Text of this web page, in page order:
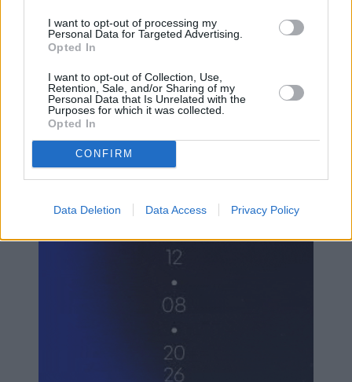
I want to opt-out of processing my
Personal Data for Targeted Advertising.
Opted In
I want to opt-out of Collection, Use,
Retention, Sale, and/or Sharing of my
Personal Data that Is Unrelated with the
Purposes for which it was collected.
Opted In
CONFIRM
Data Deletion Data Access Privacy Policy